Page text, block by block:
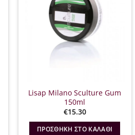
Lisap Milano Sculture Gum
150ml
€15.30
ΠΡΟΣΘΉΚΗ ΣΤΟ ΚΑΛΆΘΙ